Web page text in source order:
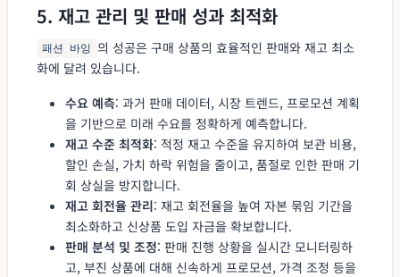
5. 재고 관리 및 판매 성과 최적화
패션 바잉 의 성공은 구매 상품의 효율적인 판매와 재고 최소
화에 달려 있습니다.
수요 예측: 과거 판매 데이터, 시장 트렌드, 프로모션 계획
을 기반으로 미래 수요를 정확하게 예측합니다.
재고 수준 최적화: 적정 재고 수준을 유지하여 보관 비용,
할인 손실, 가치 하락 위험을 줄이고, 품절로 인한 판매 기
회 상실을 방지합니다.
재고 회전율 관리: 재고 회전율을 높여 자본 묶임 기간을
최소화하고 신상품 도입 자금을 확보합니다.
판매 분석 및 조정: 판매 진행 상황을 실시간 모니터링하
고, 부진 상품에 대해 신속하게 프로모션, 가격 조정 등을